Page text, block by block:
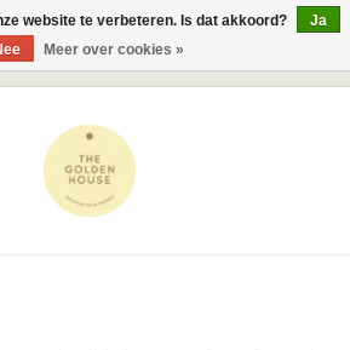
website te verbeteren. Is dat akkoord?
Ja
Meer over cookies »